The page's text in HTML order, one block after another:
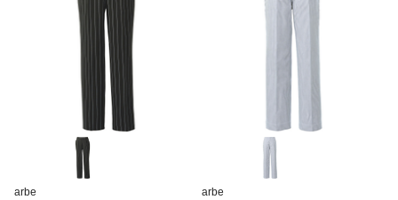
arbe
arbe